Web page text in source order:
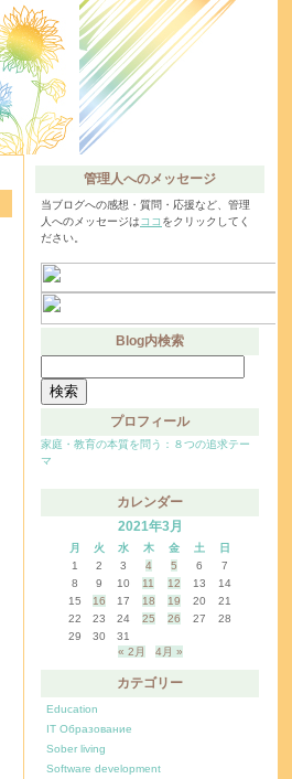
管理人へのメッセージ
当ブログへの感想・質問・応援など、管理
人へのメッセージはココ をクリックしてく
ださい。
Blog内検索
索:
プロフィール
家庭・教育の本質を問う：８つの追求テー
マ
カレンダー
2021年3月
月 火 水 木 金 土
日
1
2 3 4 5 6
7
8
9 10 11 12 13
14
15
16 17 18 19 20
21
22
23 24 25 26 27
28
29
30
31
« 2月
4月 »
カテゴリー
Education
IT Образование
Sober living
Software development